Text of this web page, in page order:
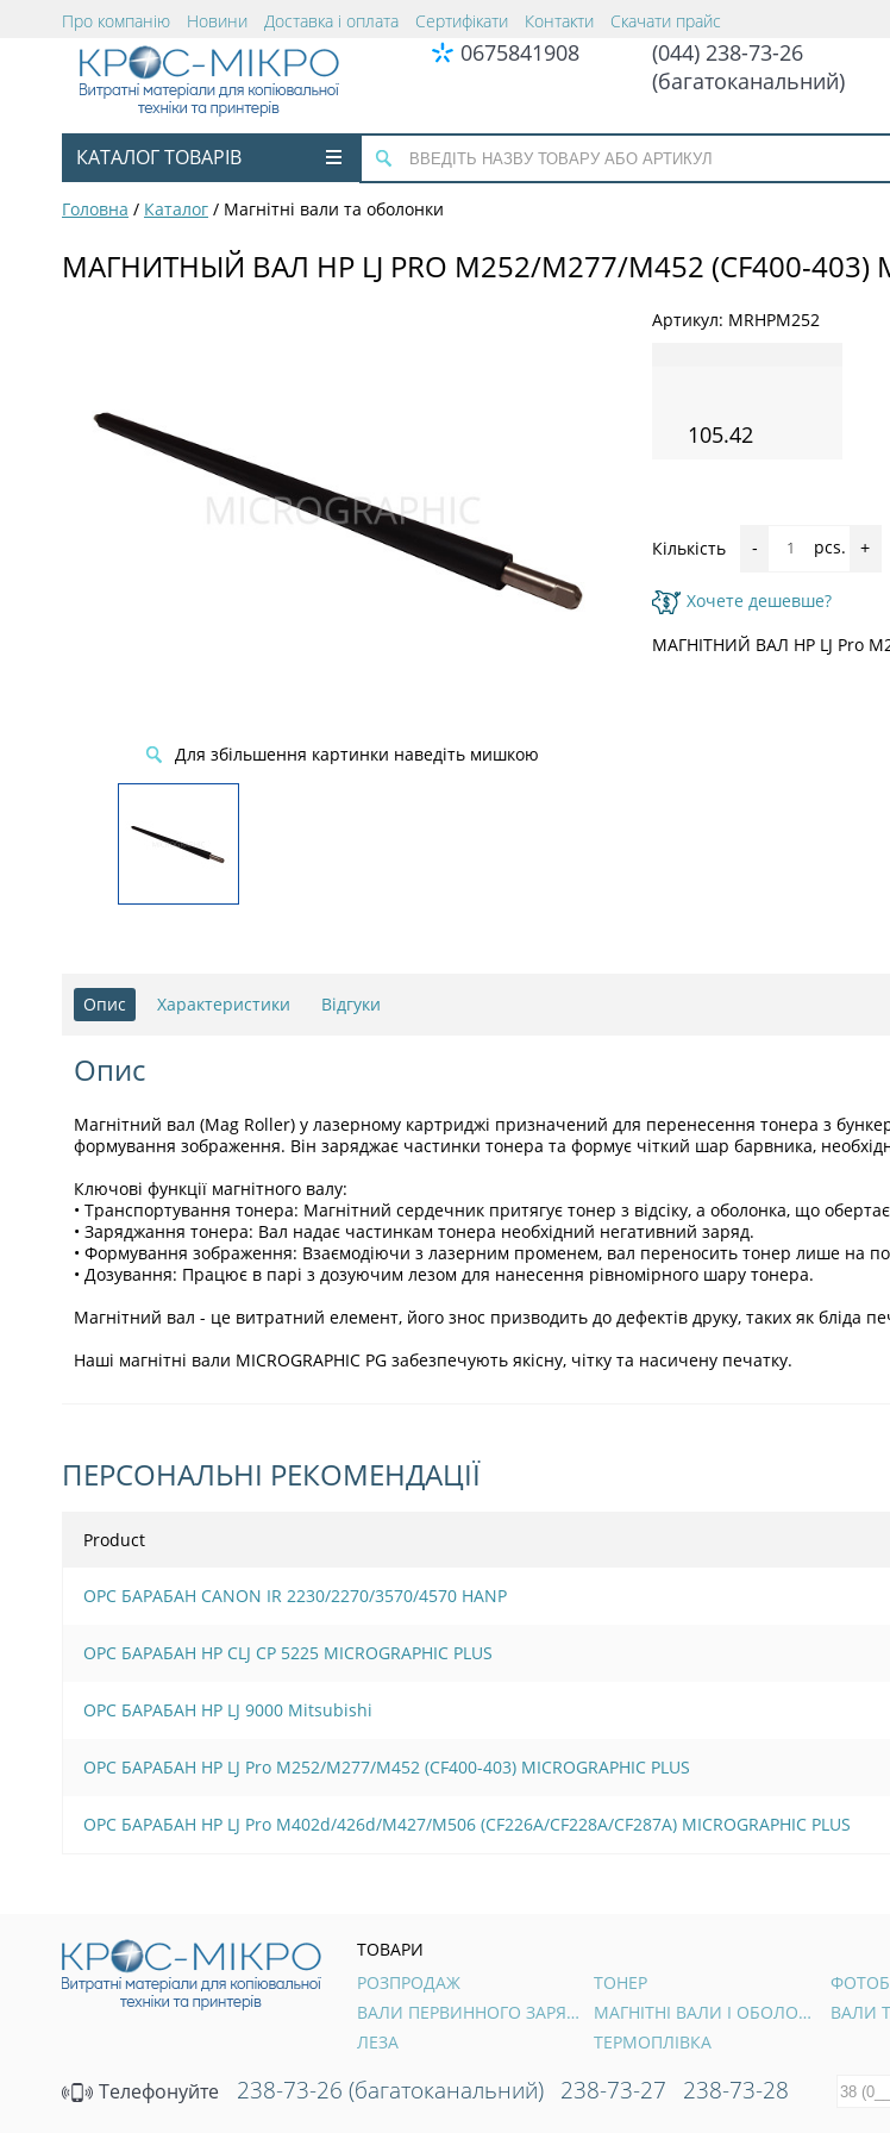
Про компанію Новини Доставка і оплата Сертифікати Контакти Скачати прайс
0675841908
(044) 238-73-26
(багатоканальний)
КАТАЛОГ ТОВАРІВ
Головна / Каталог / Магнітні вали та оболонки
МАГНИТНЫЙ ВАЛ HP LJ PRO M252/M277/M452 (CF400-403)
Для збільшення картинки наведіть мишкою
Артикул: MRHPM252
105.42
Кількість - pcs. +
Хочете дешевше?
МАГНІТНИЙ ВАЛ HP LJ Pro
Опис Характеристики Відгуки
Опис
Магнітний вал (Mag Roller) у лазерному картриджі призначений для перенесення тонера з
формування зображення. Він заряджає частинки тонера та формує чіткий шар барвника,
Ключові функції магнітного валу:
• Транспортування тонера: Магнітний сердечник притягує тонер з відсіку, а оболонка, що
• Заряджання тонера: Вал надає частинкам тонера необхідний негативний заряд.
• Формування зображення: Взаємодіючи з лазерним променем, вал переносить тонер лише на
• Дозування: Працює в парі з дозуючим лезом для нанесення рівномірного шару тонера.
Магнітний вал - це витратний елемент, його знос призводить до дефектів друку, таких як бліда
Наші магнітні вали MICROGRAPHIC PG забезпечують якісну, чітку та насичену печатку.
ПЕРСОНАЛЬНІ РЕКОМЕНДАЦІЇ
Product
OPC БАРАБАН CANON IR 2230/2270/3570/4570 HANP
OPC БАРАБАН HP CLJ CP 5225 MICROGRAPHIC PLUS
OPC БАРАБАН HP LJ 9000 Mitsubishi
OPC БАРАБАН HP LJ Pro M252/M277/M452 (CF400-403) MICROGRAPHIC PLUS
OPC БАРАБАН HP LJ Pro M402d/426d/M427/M506 (CF226A/CF228A/CF287A) MICROGRAPHIC PLUS
ТОВАРИ
РОЗПРОДАЖ
ТОНЕР
ВАЛИ ПЕРВИННОГО ЗАРЯДУ
МАГНІТНІ ВАЛИ І ОБОЛОНКИ
ВАЛИ
ЛЕЗА
ТЕРМОПЛІВКА
Телефонуйте 238-73-26 (багатоканальний) 238-73-27 238-73-28